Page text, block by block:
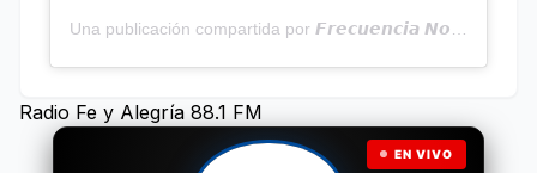
Radio Fe y Alegría 88.1 FM
EN VIVO